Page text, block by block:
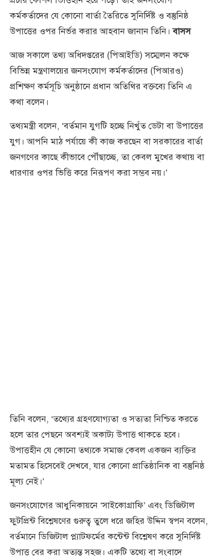
কর্মকর্তাদের যে কোনো বার্তা তৈরিতে সুনির্দিষ্ট ও বস্তুনিষ্ঠ
উপাত্তের ওপর নির্ভর করার আহবান জানান তিনি।বাসস
আজ সকালে তথ্য অধিদপ্তরের (পিআইডি) সম্মেলন কক্ষে
বিভিন্ন মন্ত্রণালয়ের জনসংযোগ কর্মকর্তাদের (পিআরও)
প্রশিক্ষণ কর্মসূচি অনুষ্ঠানে প্রধান অতিথির বক্তব্যে তিনি এ
কথা বলেন।
তথ্যমন্ত্রী বলেন, ‘বর্তমান যুগটি হচ্ছে নিখুঁত ডেটা বা উপাত্তের
যুগ। আপনি মাঠ পর্যায়ে কী কাজ করছেন বা সরকারের বার্তা
জনগণের কাছে কীভাবে পৌঁছাচ্ছে, তা কেবল মুখের কথায় বা
ধারণার ওপর ভিত্তি করে নিরূপণ করা সম্ভব নয়।’
তিনি বলেন, ‘তথ্যের গ্রহণযোগ্যতা ও সত্যতা নিশ্চিত করতে
হলে তার পেছনে অবশ্যই অকাট্য উপাত্ত থাকতে হবে।
উপাত্তহীন যে কোনো তথ্যকে সমাজ কেবল একজন ব্যক্তির
মতামত হিসেবেই দেখবে, যার কোনো প্রাতিষ্ঠানিক বা বস্তুনিষ্ঠ
মূল্য নেই।’
জনসংযোগের আধুনিকায়নে ‘সাইকোগ্রাফি’ এবং ডিজিটাল
ফুটপ্রিন্ট বিশ্লেষণের গুরুত্ব তুলে ধরে জহির উদ্দিন স্বপন বলেন,
বর্তমানে ডিজিটাল প্ল্যাটফর্মের কন্টেন্ট বিশ্লেষণ করে সুনির্দিষ্ট
উপাত্ত বের করা অত্যন্ত সহজ। একটি তথ্যে বা সংবাদে